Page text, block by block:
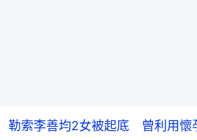
勒索李善均2女被起底 曾利用懷